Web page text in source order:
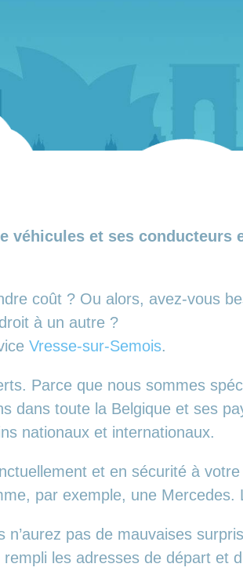
véhicules et ses
coût ? Ou alors, avez-vous
à un autre ?
Vresse-sur-Semois.
Parce que nous sommes
dans toute la Belgique et ses
nationaux et internationaux.
et en sécurité à
par exemple, une
pas de mauvaises
les adresses de départ et